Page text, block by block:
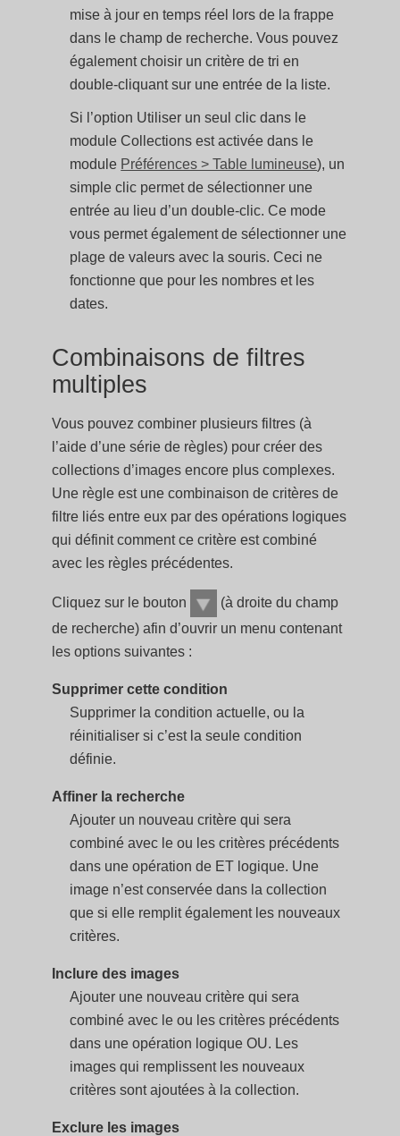
mise à jour en temps réel lors de la frappe
dans le champ de recherche. Vous pouvez
également choisir un critère de tri en
double-cliquant sur une entrée de la liste.
Si l’option Utiliser un seul clic dans le
module Collections est activée dans le
module Préférences > Table lumineuse), un
simple clic permet de sélectionner une
entrée au lieu d’un double-clic. Ce mode
vous permet également de sélectionner une
plage de valeurs avec la souris. Ceci ne
fonctionne que pour les nombres et les
dates.
Combinaisons de filtres
multiples
Vous pouvez combiner plusieurs filtres (à
l’aide d’une série de règles) pour créer des
collections d’images encore plus complexes.
Une règle est une combinaison de critères de
filtre liés entre eux par des opérations logiques
qui définit comment ce critère est combiné
avec les règles précédentes.
Cliquez sur le bouton
(à droite du champ
de recherche) afin d’ouvrir un menu contenant
les options suivantes :
Supprimer cette condition
Supprimer la condition actuelle, ou la
réinitialiser si c’est la seule condition
définie.
Affiner la recherche
Ajouter un nouveau critère qui sera
combiné avec le ou les critères précédents
dans une opération de ET logique. Une
image n’est conservée dans la collection
que si elle remplit également les nouveaux
critères.
Inclure des images
Ajouter une nouveau critère qui sera
combiné avec le ou les critères précédents
dans une opération logique OU. Les
images qui remplissent les nouveaux
critères sont ajoutées à la collection.
Exclure les images